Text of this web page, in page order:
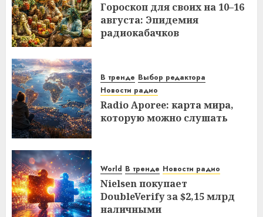
Гороскоп для своих на 10–16
августа: Эпидемия
радиокабачков
В тренде Выбор редактора
Новости радио
Radio Aporee: карта мира,
которую можно слушать
World В тренде Новости радио
Nielsen покупает
DoubleVerify за $2,15 млрд
наличными